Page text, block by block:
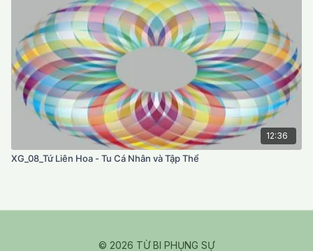
12:36
XG_08_Tứ Liên Hoa - Tu Cá Nhân và Tập Thể
© 2026 TỪ BI PHỤNG SỰ